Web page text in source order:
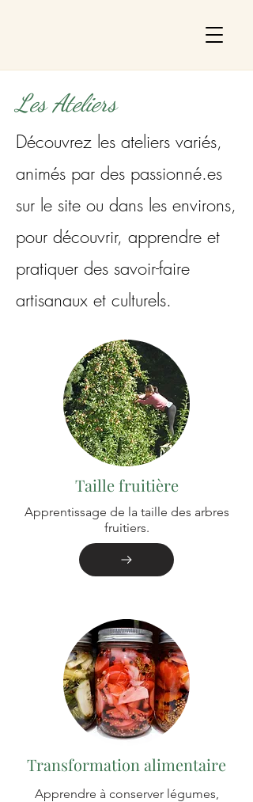
Les Ateliers
Découvrez les ateliers variés,
animés par des passionné.es
sur le site ou dans les environs,
pour découvrir, apprendre et
pratiquer des savoir-faire
artisanaux et culturels.
Taille fruitière
Apprentissage de la taille des arbres
fruitiers.
Transformation alimentaire
Apprendre à conserver légumes,